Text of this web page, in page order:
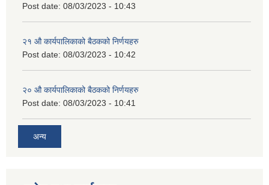
Post date: 08/03/2023 - 10:43
२‍१ औ कार्यपालिकाको बैठकको निर्णयहरु
Post date: 08/03/2023 - 10:42
२‍० औ कार्यपालिकाको बैठकको निर्णयहरु
Post date: 08/03/2023 - 10:41
अन्य